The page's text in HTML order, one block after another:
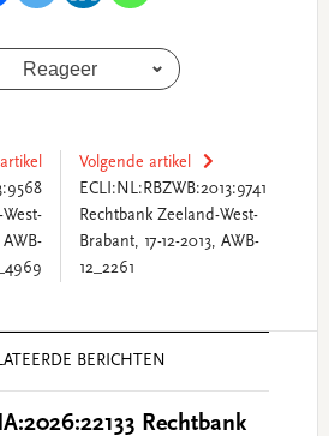
Reageer
AWB-
Volgende artikel
ECLI:NL:RBZWB:2013:9741
Rechtbank Zeeland-West-
Brabant, 17-12-2013, AWB-
12_2261
BERICHTEN
Rechtbank